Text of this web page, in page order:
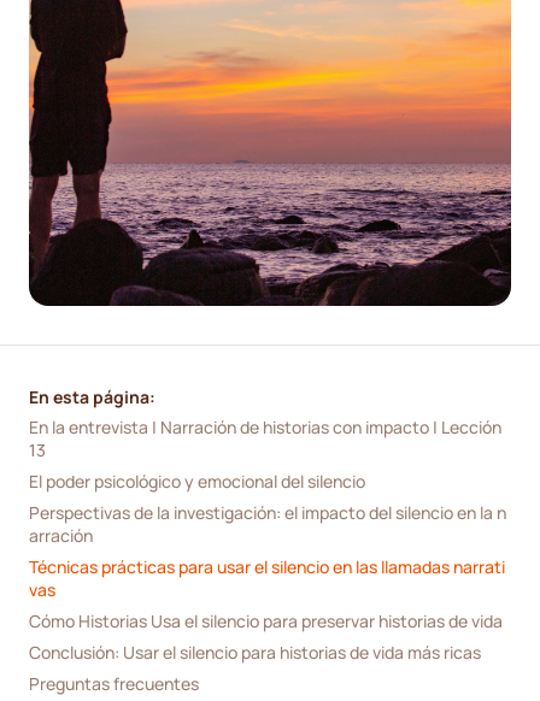
En esta página:
En la entrevista | Narración de historias con impacto | Lección
13
El poder psicológico y emocional del silencio
Perspectivas de la investigación: el impacto del silencio en la n
arración
Técnicas prácticas para usar el silencio en las llamadas narrati
vas
Cómo Historias Usa el silencio para preservar historias de vida
Conclusión: Usar el silencio para historias de vida más ricas
Preguntas frecuentes